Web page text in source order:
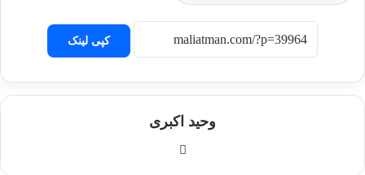
کپی لینک
وحید اکبری